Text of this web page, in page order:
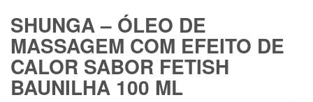
SHUNGA – ÓLEO DE
MASSAGEM COM EFEITO DE
CALOR SABOR FETISH
BAUNILHA 100 ML